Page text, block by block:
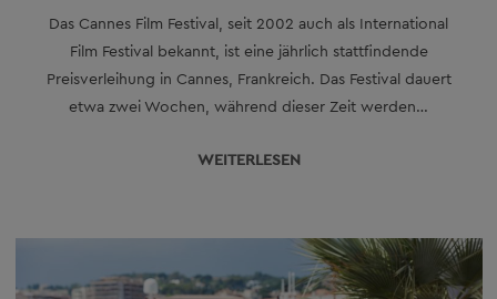
Das Cannes Film Festival, seit 2002 auch als International
Film Festival bekannt, ist eine jährlich stattfindende
Preisverleihung in Cannes, Frankreich. Das Festival dauert
etwa zwei Wochen, während dieser Zeit werden…
WEITERLESEN